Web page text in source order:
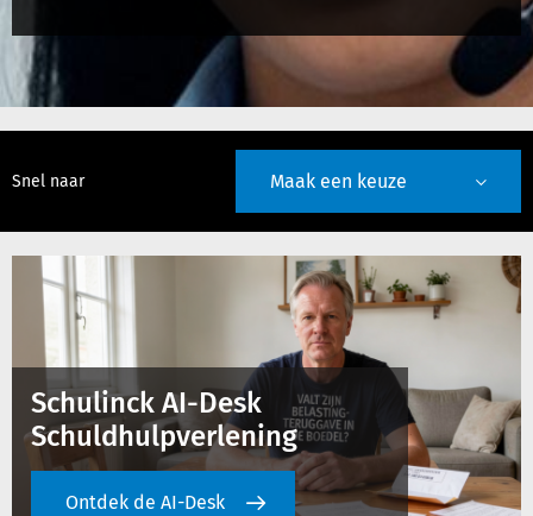
Snel naar Maak een keuze
Schulinck AI-Desk
Schuldhulpverlening
Ontdek de AI-Desk